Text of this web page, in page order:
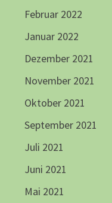
Februar 2022
Januar 2022
Dezember 2021
November 2021
Oktober 2021
September 2021
Juli 2021
Juni 2021
Mai 2021